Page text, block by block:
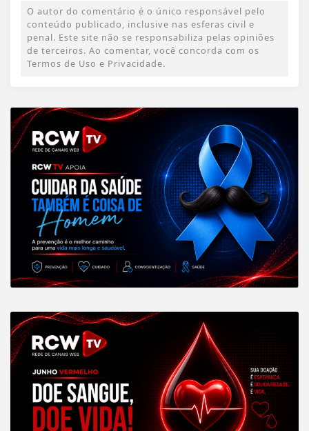
O autor do comentário é o único responsável pelo
conteúdo publicado, inclusive nas esferas civil e
penal. Este site não se responsabiliza pelas opiniões
de terceiros. Ao comentar, você concorda com os
Termos de Uso e Privacidade.